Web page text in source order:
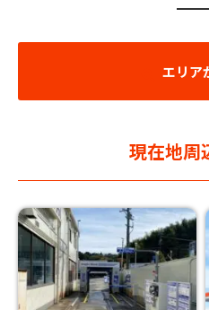
エリア
現在地周